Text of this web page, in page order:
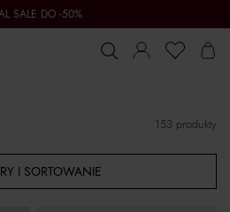
SALE DO -50%
I SORTOWANIE
153 produkty